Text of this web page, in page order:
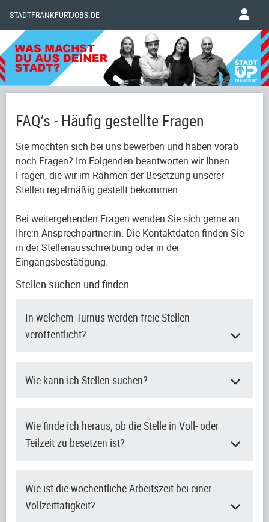
STADTFRANKFURTJOBS.DE
FAQ’s - Häufig gestellte Fragen
Sie möchten sich bei uns bewerben und haben vorab
noch Fragen? Im Folgenden beantworten wir Ihnen
Fragen, die wir im Rahmen der Besetzung unserer
Stellen regelmäßig gestellt bekommen.
Bei weitergehenden Fragen wenden Sie sich gerne an
Ihre:n Ansprechpartner:in. Die Kontaktdaten finden Sie
in der Stellenausschreibung oder in der
Eingangsbestätigung.
Stellen suchen und finden
In welchem Turnus werden freie Stellen
veröffentlicht?
Wie kann ich Stellen suchen?
Wie finde ich heraus, ob die Stelle in Voll- oder
Teilzeit zu besetzen ist?
Wie ist die wöchentliche Arbeitszeit bei einer
Vollzeittätigkeit?